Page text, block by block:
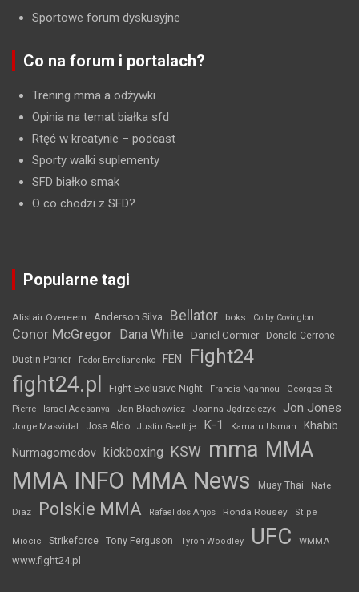
Sportowe forum dyskusyjne
Co na forum i portalach?
Trening mma a odżywki
Opinia na temat białka sfd
Rtęć w kreatynie – podcast
Sporty walki suplementy
SFD białko smak
O co chodzi z SFD?
Popularne tagi
Alistair Overeem Anderson Silva Bellator boks Colby Covington
Conor McGregor Dana White Daniel Cormier Donald Cerrone
Dustin Poirier Fedor Emelianenko FEN Fight24
fight24.pl Fight Exclusive Night Francis Ngannou
Georges St.
Pierre
Israel Adesanya Jan Błachowicz Joanna Jędrzejczyk Jon Jones
Jorge Masvidal Jose Aldo Justin Gaethje K-1 Kamaru Usman Khabib
Nurmagomedov kickboxing KSW mma MMA
MMA INFO MMA News Muay Thai Nate
Diaz Polskie MMA Rafael dos Anjos Ronda Rousey Stipe
Miocic Strikeforce Tony Ferguson Tyron Woodley UFC WMMA
www.fight24.pl